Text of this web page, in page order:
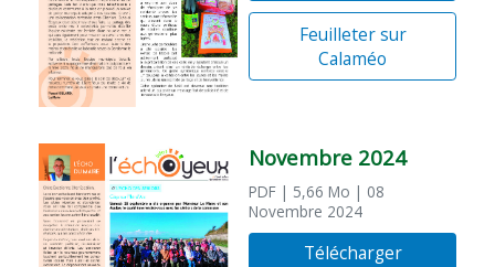
Feuilleter sur
Calaméo
Novembre 2024
PDF | 5,66 Mo | 08
Novembre 2024
Télécharger